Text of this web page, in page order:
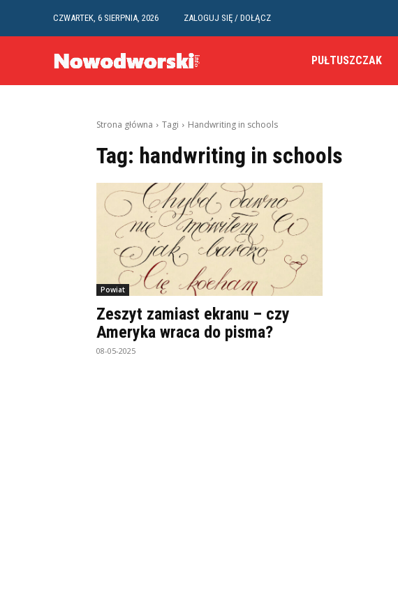
CZWARTEK, 6 SIERPNIA, 2026 ZALOGUJ SIĘ / DOŁĄCZ
PUŁTUSZCZAK
Strona główna Tagi Handwriting in schools
Tag: handwriting in schools
Powiat
Zeszyt zamiast ekranu – czy
Ameryka wraca do pisma?
08-05-2025